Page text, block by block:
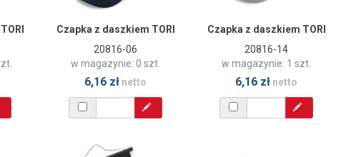
Czapka z daszkiem TORI
20816-06
w magazynie: 0 szt.
6,16 zł netto
Czapka z daszkiem TORI
20816-14
w magazynie: 1 szt.
6,16 zł netto